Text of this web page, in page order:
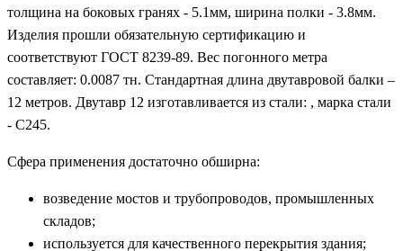
толщина на боковых гранях - 5.1мм, ширина полки - 3.8мм.
Изделия прошли обязательную сертификацию и
соответствуют ГОСТ 8239-89. Вес погонного метра
составляет: 0.0087 тн. Стандартная длина двутавровой балки –
12 метров. Двутавр 12 изготавливается из стали: , марка стали
- С245.
Сфера применения достаточно обширна:
возведение мостов и трубопроводов, промышленных
складов;
используется для качественного перекрытия здания;